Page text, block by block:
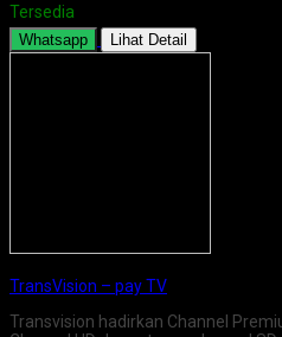
Tersedia
Whatsapp Lihat Detail
TransVision – pay TV
Transvision hadirkan Channel